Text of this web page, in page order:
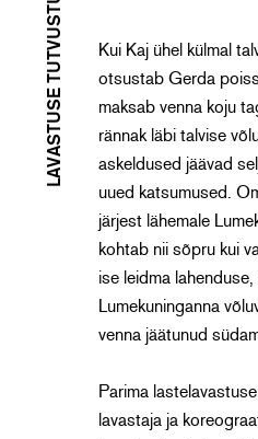
LAVASTUSE TUTVUSTUS
Kui Kaj ühel külmal
otsustab Gerda
maksab venna koju
rännak läbi talvise
askeldused jäävad
uued katsumused.
järjest lähemale
kohtab nii sõpru kui
ise leidma
Lumekuninganna
venna jäätunud
Parima
lavastaja ja